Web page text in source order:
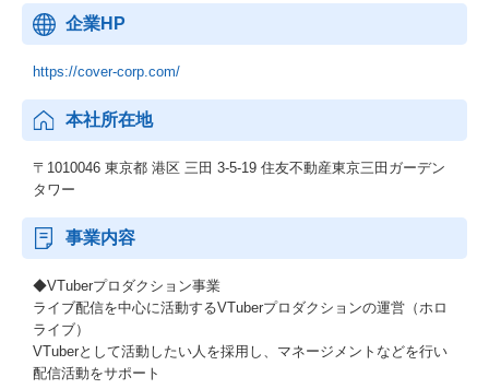
企業HP
https://cover-corp.com/
本社所在地
〒1010046 東京都 港区 三田 3-5-19 住友不動産東京三田ガーデン
タワー
事業内容
◆VTuberプロダクション事業
ライブ配信を中心に活動するVTuberプロダクションの運営（ホロ
ライブ）
VTuberとして活動したい人を採用し、マネージメントなどを行い
配信活動をサポート